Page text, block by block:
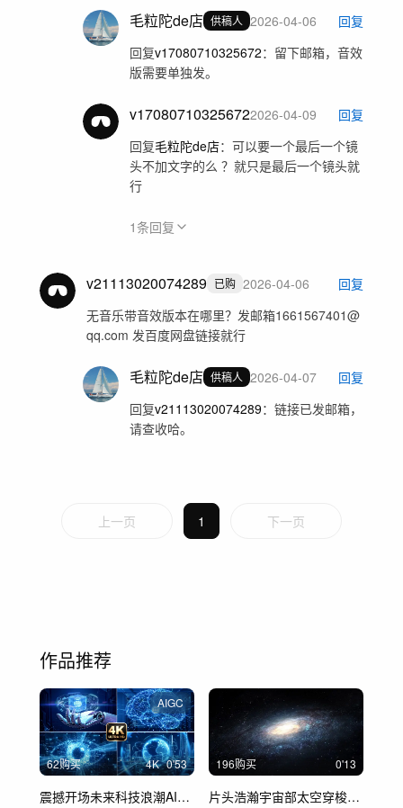
毛粒陀de店 供稿人 2026-04-06
回复
回复v17080710325672： 留下邮箱，音效
版需要单独发。
v170807103256722026-04-09
回复
回复毛粒陀de店： 可以要一个最后一个镜
头不加文字的么 ？就只是最后一个镜头就
行
1条回复
v21113020074289 已购 2026-04-06
回复
无音乐带音效版本在哪里？发邮箱1661567401@
qq.com 发百度网盘链接就行
毛粒陀de店 供稿人 2026-04-07
回复
回复v21113020074289： 链接已发邮箱，
请查收哈。
上一页 1 下一页
作品推荐
AIGC
62购买 4K 0'53
震撼开场未来科技浪潮AI人工智能网络片头
196购买 0'13
片头浩瀚宇宙部太空穿梭AE模板